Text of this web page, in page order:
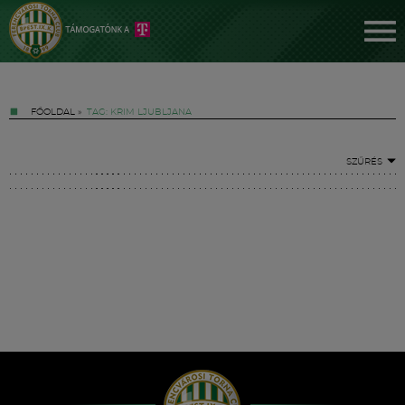
FŐOLDAL » TAG: KRIM LJUBLJANA
SZŰRÉS
Hírek